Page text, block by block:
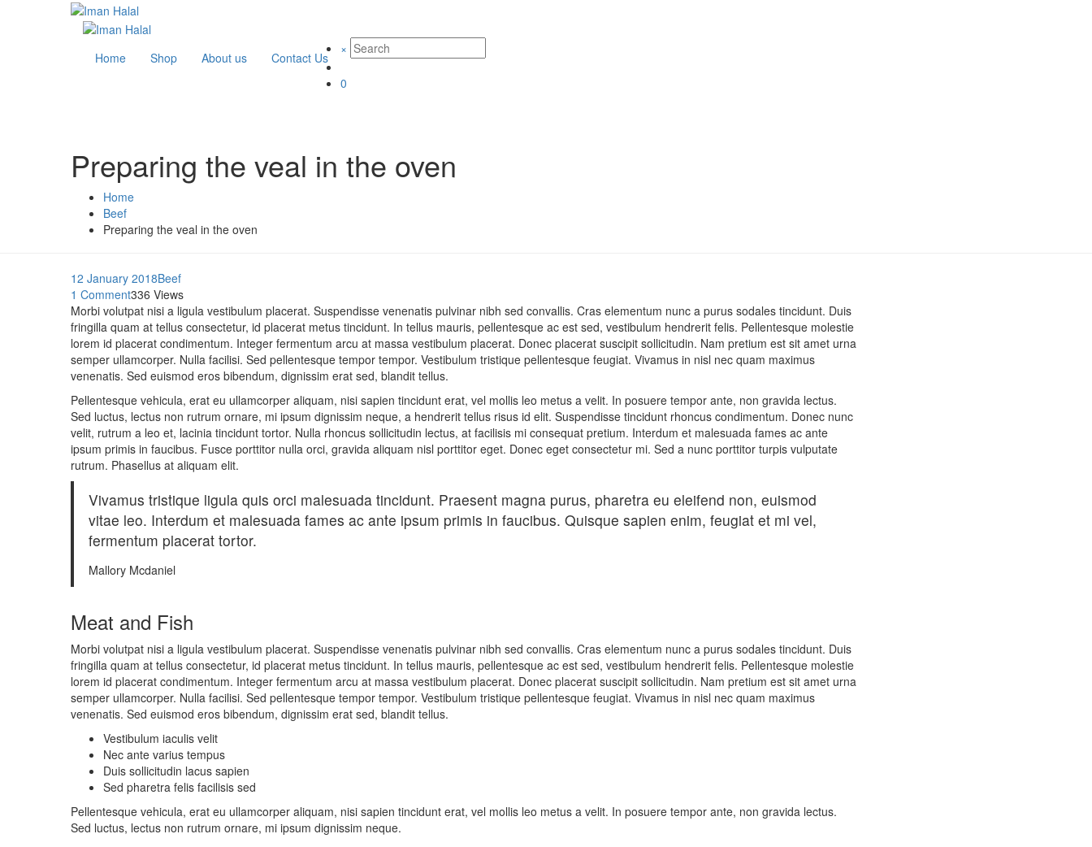
Home Shop About us Contact Us
×
0
Preparing the veal in the oven
Home
Beef
Preparing the veal in the oven
12 January 2018Beef
1 Comment336 Views
Morbi volutpat nisi a ligula vestibulum placerat. Suspendisse venenatis pulvinar nibh sed convallis. Cras elementum nunc a purus sodales tincidunt. Duis
fringilla quam at tellus consectetur, id placerat metus tincidunt. In tellus mauris, pellentesque ac est sed, vestibulum hendrerit felis. Pellentesque molestie
lorem id placerat condimentum. Integer fermentum arcu at massa vestibulum placerat. Donec placerat suscipit sollicitudin. Nam pretium est sit amet urna
semper ullamcorper. Nulla facilisi. Sed pellentesque tempor tempor. Vestibulum tristique pellentesque feugiat. Vivamus in nisl nec quam maximus
venenatis. Sed euismod eros bibendum, dignissim erat sed, blandit tellus.
Pellentesque vehicula, erat eu ullamcorper aliquam, nisi sapien tincidunt erat, vel mollis leo metus a velit. In posuere tempor ante, non gravida lectus.
Sed luctus, lectus non rutrum ornare, mi ipsum dignissim neque, a hendrerit tellus risus id elit. Suspendisse tincidunt rhoncus condimentum. Donec nunc
velit, rutrum a leo et, lacinia tincidunt tortor. Nulla rhoncus sollicitudin lectus, at facilisis mi consequat pretium. Interdum et malesuada fames ac ante
ipsum primis in faucibus. Fusce porttitor nulla orci, gravida aliquam nisl porttitor eget. Donec eget consectetur mi. Sed a nunc porttitor turpis vulputate
rutrum. Phasellus at aliquam elit.
Vivamus tristique ligula quis orci malesuada tincidunt. Praesent magna purus, pharetra eu eleifend non, euismod
vitae leo. Interdum et malesuada fames ac ante ipsum primis in faucibus. Quisque sapien enim, feugiat et mi vel,
fermentum placerat tortor.
Mallory Mcdaniel
Meat and Fish
Morbi volutpat nisi a ligula vestibulum placerat. Suspendisse venenatis pulvinar nibh sed convallis. Cras elementum nunc a purus sodales tincidunt. Duis
fringilla quam at tellus consectetur, id placerat metus tincidunt. In tellus mauris, pellentesque ac est sed, vestibulum hendrerit felis. Pellentesque molestie
lorem id placerat condimentum. Integer fermentum arcu at massa vestibulum placerat. Donec placerat suscipit sollicitudin. Nam pretium est sit amet urna
semper ullamcorper. Nulla facilisi. Sed pellentesque tempor tempor. Vestibulum tristique pellentesque feugiat. Vivamus in nisl nec quam maximus
venenatis. Sed euismod eros bibendum, dignissim erat sed, blandit tellus.
Vestibulum iaculis velit
Nec ante varius tempus
Duis sollicitudin lacus sapien
Sed pharetra felis facilisis sed
Pellentesque vehicula, erat eu ullamcorper aliquam, nisi sapien tincidunt erat, vel mollis leo metus a velit. In posuere tempor ante, non gravida lectus.
Sed luctus, lectus non rutrum ornare, mi ipsum dignissim neque.